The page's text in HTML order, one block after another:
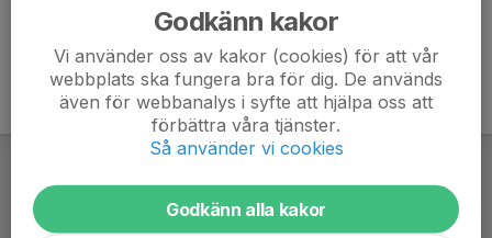
Godkänn kakor
Vi använder oss av kakor (cookies) för att vår
webbplats ska fungera bra för dig. De används
även för webbanalys i syfte att hjälpa oss att
förbättra våra tjänster.
Så använder vi cookies
Godkänn alla kakor